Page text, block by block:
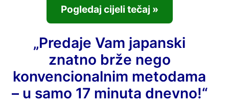
Pogledaj cijeli tečaj »
„Predaje Vam japanski
znatno brže nego
konvencionalnim metodama
– u samo 17 minuta dnevno!“